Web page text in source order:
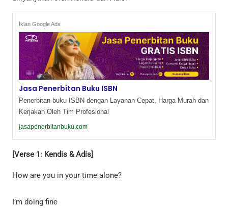
Iklan Google Ads
Jasa Penerbitan Buku ISBN
Penerbitan buku ISBN dengan Layanan Cepat, Harga Murah dan
Kerjakan Oleh Tim Profesional
jasapenerbitanbuku.com
[Verse 1: Kendis & Adis]
How are you in your time alone?
I’m doing fine